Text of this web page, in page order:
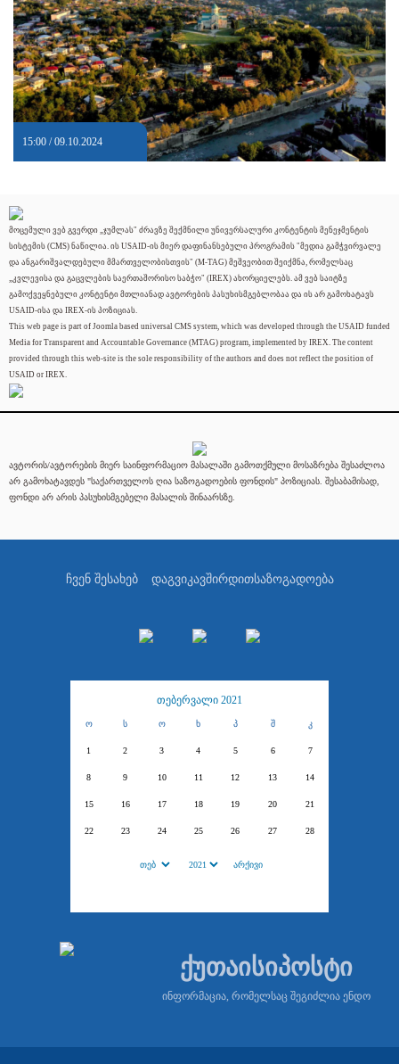
15:00 / 09.10.2024
მოცემული ვებ გვერდი „ჯუმლას" ძრავზე შექმნილი უნივერსალური კონტენტის მენეჯმენტის
სისტემის (CMS) ნაწილია. ის USAID-ის მიერ დაფინანსებული პროგრამის "მედია გამჭვირვალე
და ანგარიშვალდებული მმართველობისთვის" (M-TAG) მეშვეობით შეიქმნა, რომელსაც
„კვლევისა და გაცვლების საერთაშორისო საბჭო" (IREX) ახორციელებს. ამ ვებ საიტზე
გამოქვეყნებული კონტენტი მთლიანად ავტორების პასუხისმგებლობაა და ის არ გამოხატავს
USAID-ისა და IREX-ის პოზიციას.
This web page is part of Joomla based universal CMS system, which was developed through the USAID funded
Media for Transparent and Accountable Governance (MTAG) program, implemented by IREX. The content
provided through this web-site is the sole responsibility of the authors and does not reflect the position of
USAID or IREX.
ავტორის/ავტორების მიერ საინფორმაციო მასალაში გამოთქმული მოსაზრება შესაძლოა
არ გამოხატავდეს "საქართველოს ღია საზოგადოების ფონდის" პოზიციას. შესაბამისად,
ფონდი არ არის პასუხისმგებელი მასალის შინაარსზე.
ჩვენ შესახებ დაგვიკავშირდითსაზოგადოება
თებერვალი 2021
ო ს ო ხ პ შ კ
1 2 3 4 5 6 7
8 9 10 11 12 13 14
15 16 17 18 19 20 21
22 23 24 25 26 27 28
ქუთაისიპოსტი
ინფორმაცია, რომელსაც შეგიძლია ენდო